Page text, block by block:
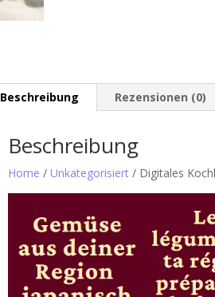
Beschreibung Rezensionen (0)
Beschreibung
Home / Unkategorisiert / Digitales